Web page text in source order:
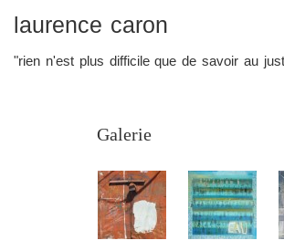
laurence caron
"rien n'est plus difficile que de savoir au
Galerie